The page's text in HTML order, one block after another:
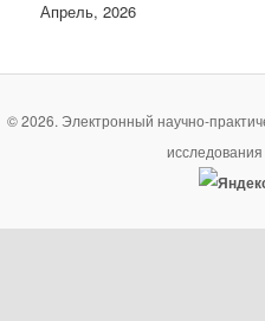
Апрель, 2026
© 2026. Электронный научно-